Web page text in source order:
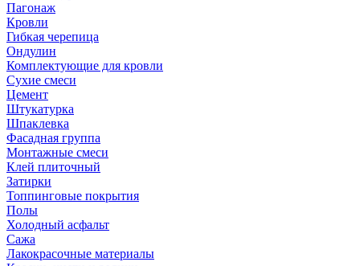
Пагонаж
Кровли
Гибкая черепица
Ондулин
Комплектующие для кровли
Сухие смеси
Цемент
Штукатурка
Шпаклевка
Фасадная группа
Монтажные смеси
Клей плиточный
Затирки
Топпинговые покрытия
Полы
Холодный асфальт
Сажа
Лакокрасочные материалы